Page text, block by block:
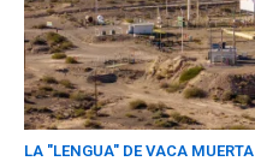
LA "LENGUA" DE VACA MUERTA